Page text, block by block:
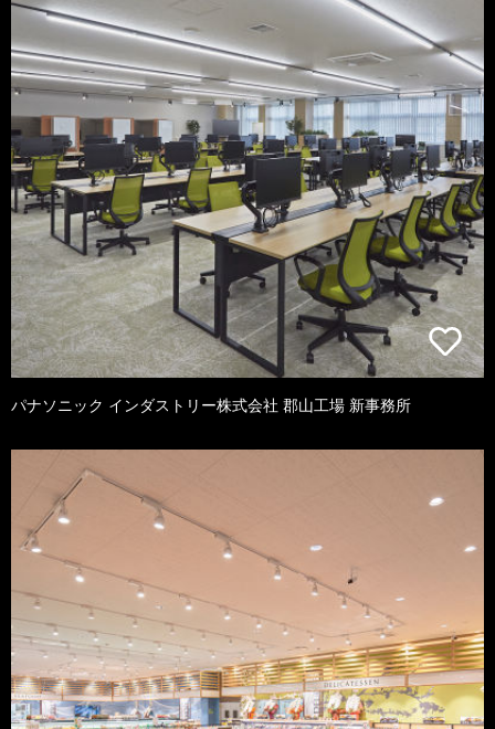
パナソニック インダストリー株式会社 郡山工場 新事務所